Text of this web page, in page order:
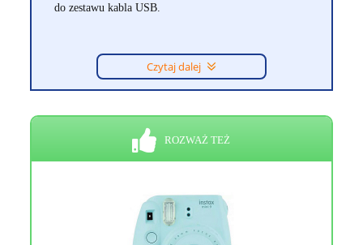
do zestawu kabla USB.
Czytaj dalej
ROZWAŻ TEŻ